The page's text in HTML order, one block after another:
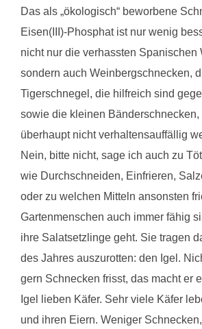
Das als „ökologisch“ beworbene
Eisen(III)-Phosphat ist nur wenig
nicht nur die verhassten Spanischen
sondern auch Weinbergschnecken,
Tigerschnegel, die hilfreich sind
sowie die kleinen Bänderschnecken,
überhaupt nicht verhaltensauffällig
Nein, bitte nicht, sage ich auch zu
wie Durchschneiden, Einfrieren,
oder zu welchen Mitteln ansonsten
Gartenmenschen auch immer fähig
ihre Salatsetzlinge geht. Sie tragen
des Jahres auszurotten: den Igel.
gern Schnecken frisst, das macht er
Igel lieben Käfer. Sehr viele Käfer
und ihren Eiern. Weniger